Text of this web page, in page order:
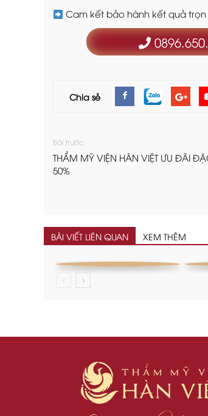
Cam kết bảo hành kết quả
Chia sẻ
Bài trước
THẨM MỸ VIỆN HÀN VIỆT ƯU ĐÃI
50%
BÀI VIẾT LIÊN QUAN XEM THÊM
CĂNG DA MẶT
THANH XUÂN
TRONG TẦM TAY